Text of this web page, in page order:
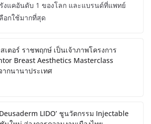
แคอันดับ 1 ของโลก และแบรนด์ที่แพทย์
อกใช้มากที่สุด
เตอร์ ราชพฤกษ์ เป็นเจ้าภาพโครงการ
Breast Aesthetics Masterclass
กนานาประเทศ
LIDO’ ชูนวัตกรรม Injectable